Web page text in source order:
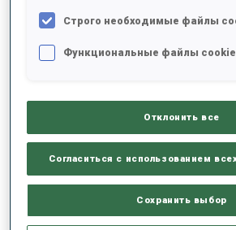
ЛЫЖНЫЙ ХОД - ОТСТАВАНИЕ ОТ
Данных нет
Данных нет
РЕЗУЛЬТАТЫ - ТЕНДЕНЦИЯ
Строго необходимые файлы
Функциональные файлы cookie
Отклонить все
Согласиться с использованием
Сохранить выбор